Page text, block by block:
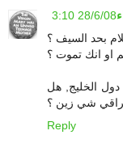
بحد السيف ؟
او انك تموت ؟
دول الخليج, هل
شي زين ؟
Reply